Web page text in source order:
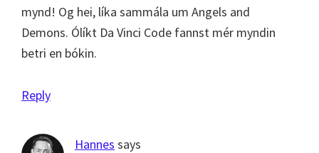
mynd! Og hei, líka sammála um Angels and
Demons. Ólíkt Da Vinci Code fannst mér myndin
betri en bókin.
Reply
Hannes says